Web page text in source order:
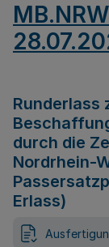
Runderlass
durch die
Nordrhein-
Erlass)